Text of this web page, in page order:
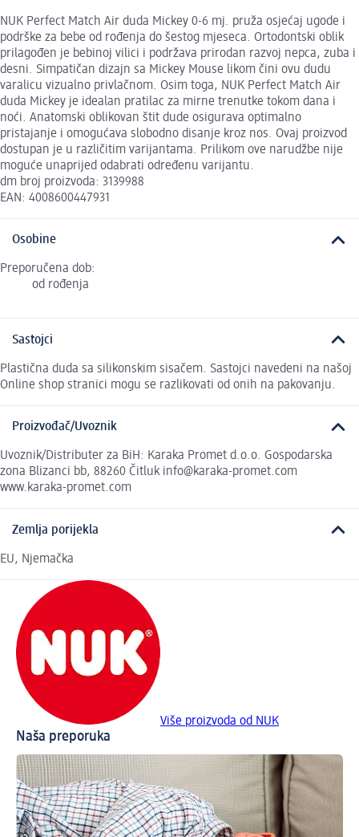
NUK Perfect Match Air duda Mickey 0-6 mj. pruža osjećaj ugode i
podrške za bebe od rođenja do šestog mjeseca. Ortodontski oblik
prilagođen je bebinoj vilici i podržava prirodan razvoj nepca, zuba i
desni. Simpatičan dizajn sa Mickey Mouse likom čini ovu dudu
varalicu vizualno privlačnom. Osim toga, NUK Perfect Match Air
duda Mickey je idealan pratilac za mirne trenutke tokom dana i
noći. Anatomski oblikovan štit dude osigurava optimalno
pristajanje i omogućava slobodno disanje kroz nos. Ovaj proizvod
dostupan je u različitim varijantama. Prilikom ove narudžbe nije
moguće unaprijed odabrati određenu varijantu.
dm broj proizvoda: 3139988
EAN: 4008600447931
Osobine
Preporučena dob:
od rođenja
Sastojci
Plastična duda sa silikonskim sisačem. Sastojci navedeni na našoj
Online shop stranici mogu se razlikovati od onih na pakovanju.
Proizvođač/Uvoznik
Uvoznik/Distributer za BiH: Karaka Promet d.o.o. Gospodarska
zona Blizanci bb, 88260 Čitluk info@karaka-promet.com
www.karaka-promet.com
Zemlja porijekla
EU, Njemačka
Više proizvoda od NUK
Naša preporuka